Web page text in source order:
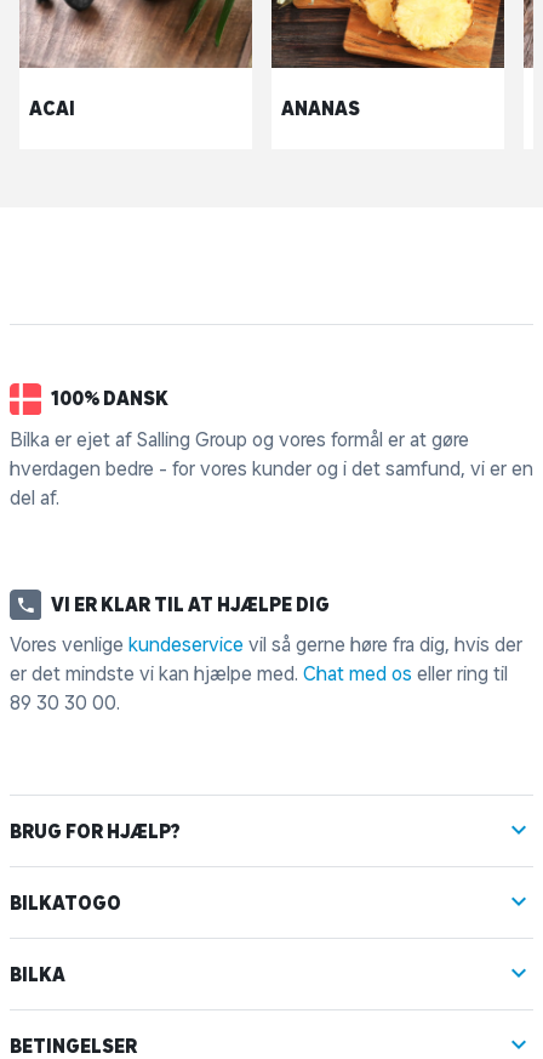
ACAI ANANAS
100% DANSK
Bilka er ejet af Salling Group og vores formål er at gøre
hverdagen bedre - for vores kunder og i det samfund, vi er en
del af.
VI ER KLAR TIL AT HJÆLPE DIG
Vores venlige kundeservice vil så gerne høre fra dig, hvis der
er det mindste vi kan hjælpe med. Chat med os eller ring til
89 30 30 00.
BRUG FOR HJÆLP?
BILKATOGO
BILKA
BETINGELSER